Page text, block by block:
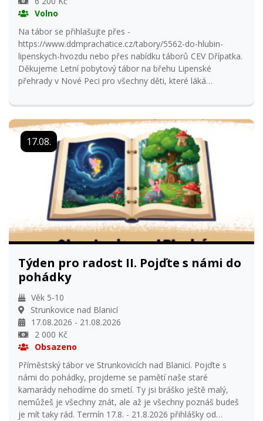
Volno
Na tábor se přihlašujte přes -
https://www.ddmprachatice.cz/tabory/5562-do-hlubin-
lipenskych-hvozdu nebo přes nabídku táborů CEV Dřípatka.
Děkujeme Letní pobytový tábor na břehu Lipenské
přehrady v Nové Peci pro všechny děti, které láká
prohloubíme přírodovědné znalosti, budeme tvořit a
sportovat, podpoříme týmového ducha a společnými silami
se zanoříme do tajemství lipenských hvozdů... Tábor
organizuje CEV Dřípatka ve spolupráci s DDM Volary a je
otevřen pro děti ve věku 8-15 let, které láká dobrodružství
a tajemno. Přednostně budou přijaty děti z kroužků CEV
Dřípatka. Za tým vedoucích se těší Terka Müllerová a Petra
Prixová :)
17.08.
Týden pro radost II. Pojďte s námi do
pohádky
Věk 5-10
Strunkovice nad Blanicí
17.08.2026 - 21.08.2026
2 000 Kč
Obsazeno
Příměstský tábor ve Strunkovicích nad Blanicí. Pojďte s
námi do pohádky, projdeme se pamětí naše staré
kamarády nehodíme do smetí. Ty jsi bráško ještě malý,
nemůžeš je všechny znát, ale až je všechny poznáš budeš
je mít taky rád. Termín 17.8. - 21.8.2026 přihlášky od